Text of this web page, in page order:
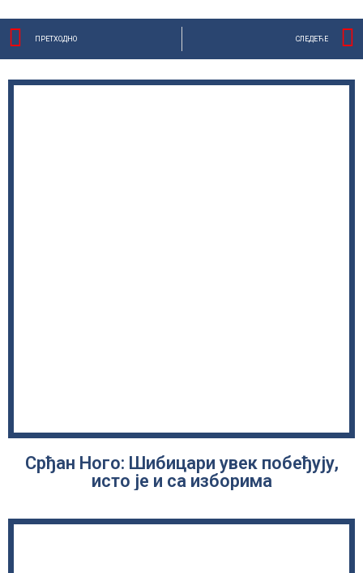
facebook
twitter
email
Prev
ПРЕТХОДНО СЛЕДЕЋЕ
Срђан Ного: Шибицари увек побеђују,
исто је и са изборима